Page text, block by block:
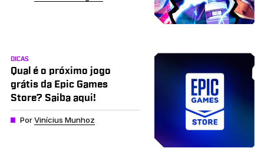
DICAS
Qual é o próximo jogo
grátis da Epic Games
Store? Saiba aqui!
PorVinícius Munhoz